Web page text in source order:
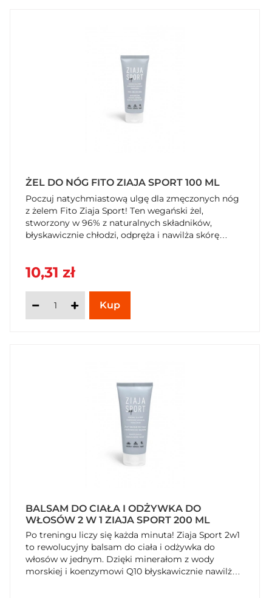
ŻEL DO NÓG FITO ZIAJA SPORT 100 ML
Poczuj natychmiastową ulgę dla zmęczonych nóg
z żelem Fito Ziaja Sport! Ten wegański żel,
stworzony w 96% z naturalnych składników,
błyskawicznie chłodzi, odpręża i nawilża skórę
Odkryj jego odświeżające działanie w
SzybkiKoszyk.pl!
10,31 zł
BALSAM DO CIAŁA I ODŻYWKA DO
WŁOSÓW 2 W 1 ZIAJA SPORT 200 ML
Po treningu liczy się każda minuta! Ziaja Sport 2w1
to rewolucyjny balsam do ciała i odżywka do
włosów w jednym. Dzięki minerałom z wody
morskiej i koenzymowi Q10 błyskawicznie nawilża